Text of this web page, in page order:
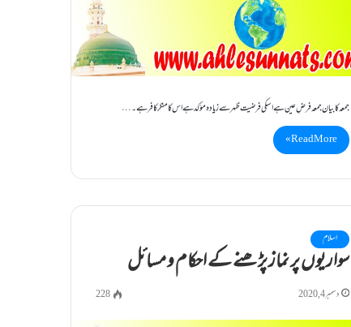
جمعہ کا بیان جمعہ فرضِ عین ہے ا سکی فرضیت ظہر سے زیادہ مؤکد ہے اس کا منکر کافر ہے۔…
Read More »
اسلام
سواریوں پر نماز پڑھنے کے احکام و مسائل
دسمبر 4, 2020 228